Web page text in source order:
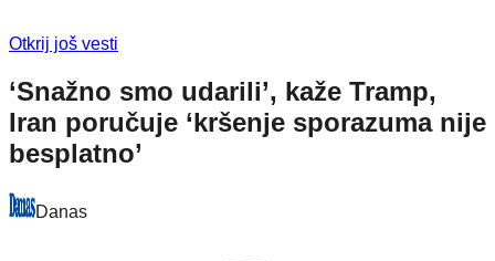
Otkrij još vesti
‘Snažno smo udarili’, kaže Tramp,
Iran poručuje ‘kršenje sporazuma nije
besplatno’
Danas